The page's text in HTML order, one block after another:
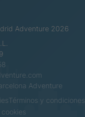
Adventure 2026
Adventure
Términos y condiciones